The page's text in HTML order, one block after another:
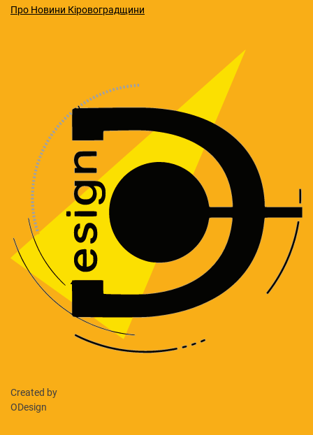
Про Новини Кіровоградщини
Created by
ODesign